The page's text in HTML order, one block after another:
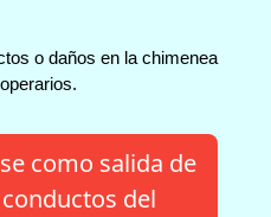
o daños en la chimenea
como salida de
del